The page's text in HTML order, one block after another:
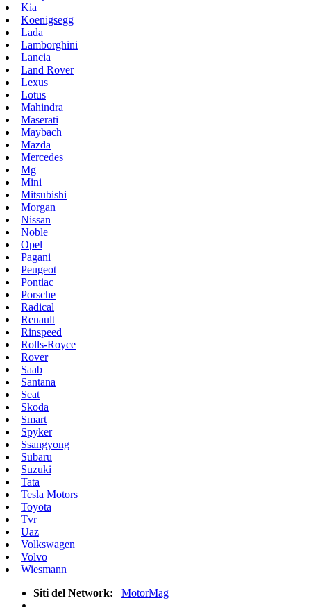
Kia
Koenigsegg
Lada
Lamborghini
Lancia
Land Rover
Lexus
Lotus
Mahindra
Maserati
Maybach
Mazda
Mercedes
Mg
Mini
Mitsubishi
Morgan
Nissan
Noble
Opel
Pagani
Peugeot
Pontiac
Porsche
Radical
Renault
Rinspeed
Rolls-Royce
Rover
Saab
Santana
Seat
Skoda
Smart
Spyker
Ssangyong
Subaru
Suzuki
Tata
Tesla Motors
Toyota
Tvr
Uaz
Volkswagen
Volvo
Wiesmann
Siti del Network:
MotorMag